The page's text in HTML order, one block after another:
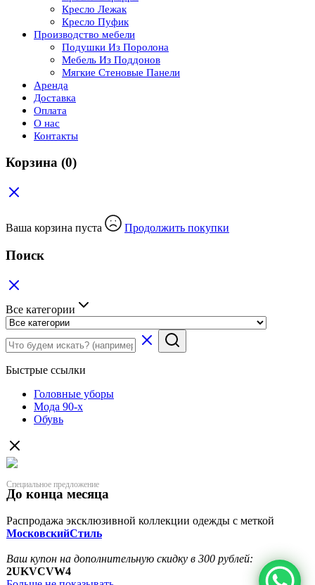
Кресло Лежак
Кресло Пуфик
Производство мебели
Подушки Из Поролона
Мебель Из Поддонов
Мягкие Стеновые Панели
Аренда
Доставка
Оплата
О нас
Контакты
Корзина (0)
Ваша корзина пуста Продолжить покупки
Поиск
Все категории
Быстрые ссылки
Головные уборы
Мода 90-х
Обувь
Специальное предложение
До конца месяца
Распродажа эксклюзивной коллекции одежды с меткой
МосковскийСтиль
Ваш купон на дополнительную скидку в 300 рублей:
2UKVCVW4